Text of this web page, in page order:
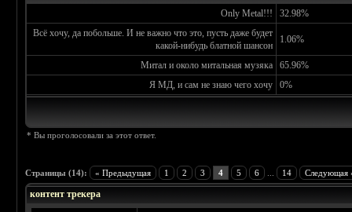
Only Metal!!!
32.98%
Всё хочу, да побольше. И не важно что это, пусть даже будет
какой-нибудь блатной шансон
1.06%
Митал и около митальная музяка
65.96%
Я МД, и сам не знаю чего хочу
0%
* Вы проголосовали за этот ответ.
Страницы (14): « Предыдущая 1 2 3 4 5 6 14 Следующая
контент трекера